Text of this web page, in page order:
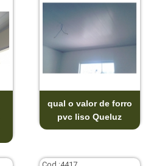
qual o valor de forro
pvc liso Queluz